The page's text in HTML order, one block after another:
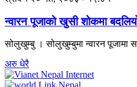
न्वारन पूजाको खुसी शोकमा
सोलुखुम्बु । सोलुखुम्बुमा न्वारन पूजामा
अरु धेरै